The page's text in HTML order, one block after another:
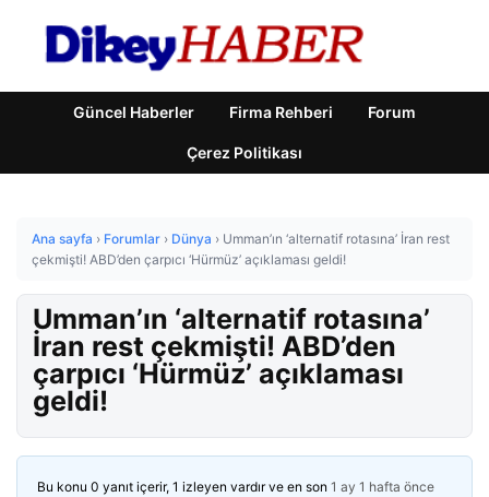
Güncel Haberler Firma Rehberi Forum
Çerez Politikası
Ana sayfa › Forumlar › Dünya › Umman’ın ‘alternatif rotasına’ İran rest
çekmişti! ABD’den çarpıcı ‘Hürmüz’ açıklaması geldi!
Umman’ın ‘alternatif rotasına’
İran rest çekmişti! ABD’den
çarpıcı ‘Hürmüz’ açıklaması
geldi!
Bu konu 0 yanıt içerir, 1 izleyen vardır ve en son 1 ay 1 hafta önce